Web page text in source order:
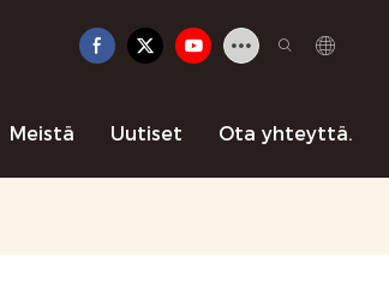
Meistä Uutiset Ota yhteyttä.